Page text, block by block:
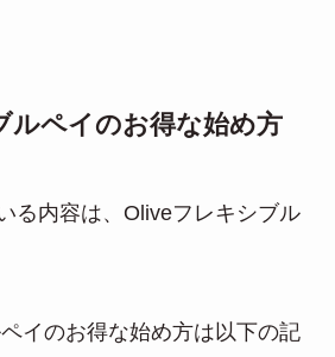
ルペイのお得な始め方
る内容は、Oliveフレキシブル
イのお得な始め方は以下の記